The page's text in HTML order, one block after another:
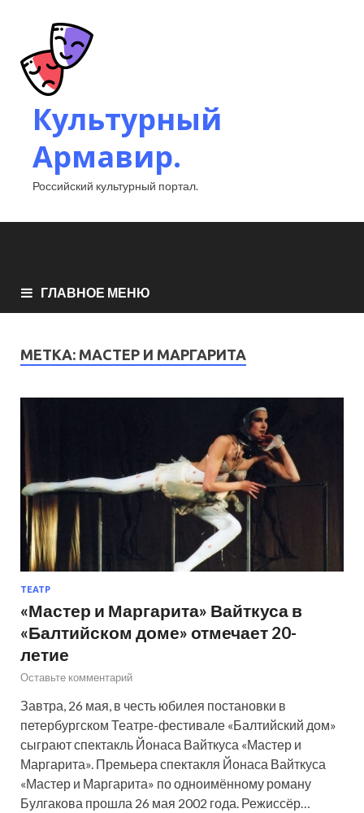
Культурный
Армавир.
Российский культурный портал.
ГЛАВНОЕ МЕНЮ
МЕТКА: МАСТЕР И МАРГАРИТА
ТЕАТР
«Мастер и Маргарита» Вайткуса в
«Балтийском доме» отмечает 20-
летие
Оставьте комментарий
Завтра, 26 мая, в честь юбилея постановки в
петербургском Театре-фестивале «Балтийский дом»
сыграют спектакль Йонаса Вайткуса «Мастер и
Маргарита». Премьера спектакля Йонаса Вайткуса
«Мастер и Маргарита» по одноимённому роману
Булгакова прошла 26 мая 2002 года. Режиссёр…